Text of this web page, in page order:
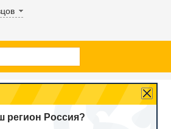
регион Россия?